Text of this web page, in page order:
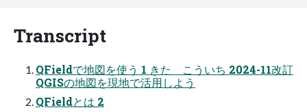
Transcript
QFieldで地図を使う 1 きた こういち 2024-11改訂
QGISの地図を現地で活用しよう
QFieldとは 2